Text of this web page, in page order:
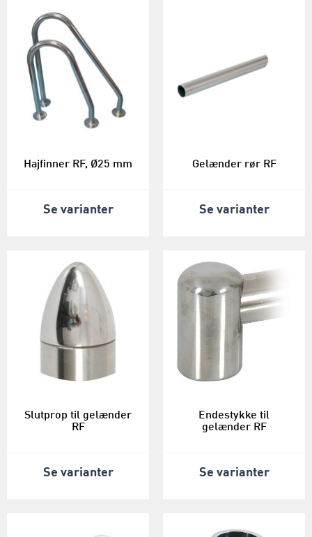
Hajfinner RF, Ø25 mm
Se varianter
Gelænder rør RF
Se varianter
Slutprop til gelænder
RF
Se varianter
Endestykke til
gelænder RF
Se varianter